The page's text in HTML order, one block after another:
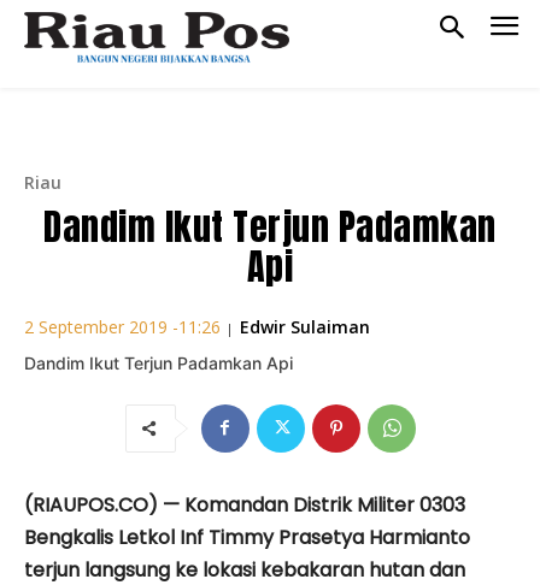
Riau
Dandim Ikut Terjun Padamkan
Api
2 September 2019 -11:26 | Edwir Sulaiman
Dandim Ikut Terjun Padamkan Api
(RIAUPOS.CO) — Komandan Distrik Militer 0303
Bengkalis Letkol Inf Timmy Prasetya Harmianto
terjun langsung ke lokasi kebakaran hutan dan